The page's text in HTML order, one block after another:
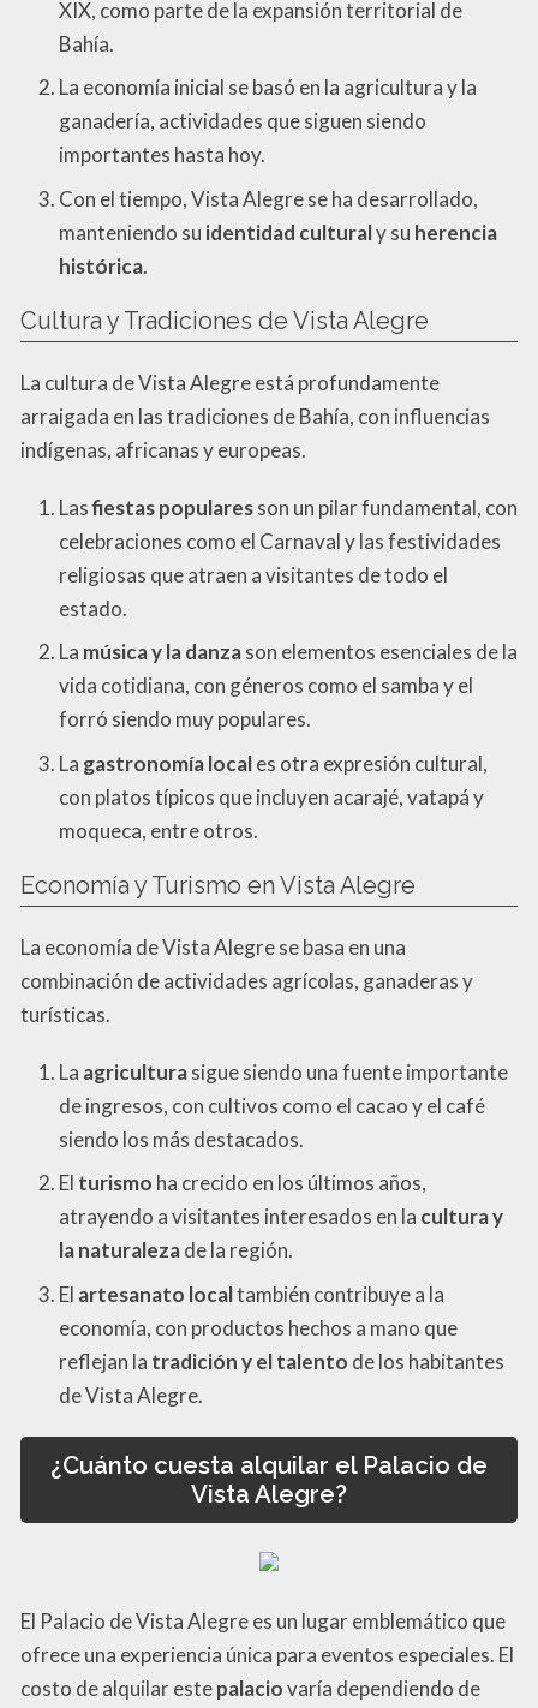
XIX, como parte de la expansión territorial de
Bahía.
La economía inicial se basó en la agricultura y la
ganadería, actividades que siguen siendo
importantes hasta hoy.
Con el tiempo, Vista Alegre se ha desarrollado,
manteniendo su identidad culturaly su herencia
histórica.
Cultura y Tradiciones de Vista Alegre
La cultura de Vista Alegre está profundamente
arraigada en las tradiciones de Bahía, con influencias
indígenas, africanas y europeas.
Lasfiestas popularesson un pilar fundamental, con
celebraciones como el Carnaval y las festividades
religiosas que atraen a visitantes de todo el
estado.
La música y la danzason elementos esenciales de la
vida cotidiana, con géneros como el samba y el
forró siendo muy populares.
La gastronomía locales otra expresión cultural,
con platos típicos que incluyen acarajé, vatapá y
moqueca, entre otros.
Economía y Turismo en Vista Alegre
La economía de Vista Alegre se basa en una
combinación de actividades agrícolas, ganaderas y
turísticas.
La agriculturasigue siendo una fuente importante
de ingresos, con cultivos como el cacao y el café
siendo los más destacados.
El turismo ha crecido en los últimos años,
atrayendo a visitantes interesados en la cultura y
la naturalezade la región.
El artesanato localtambién contribuye a la
economía, con productos hechos a mano que
reflejan la tradición y el talento de los habitantes
de Vista Alegre.
¿Cuánto cuesta alquilar el Palacio de
Vista Alegre?
El Palacio de Vista Alegre es un lugar emblemático que
ofrece una experiencia única para eventos especiales. El
costo de alquilar estepalaciovaría dependiendo de